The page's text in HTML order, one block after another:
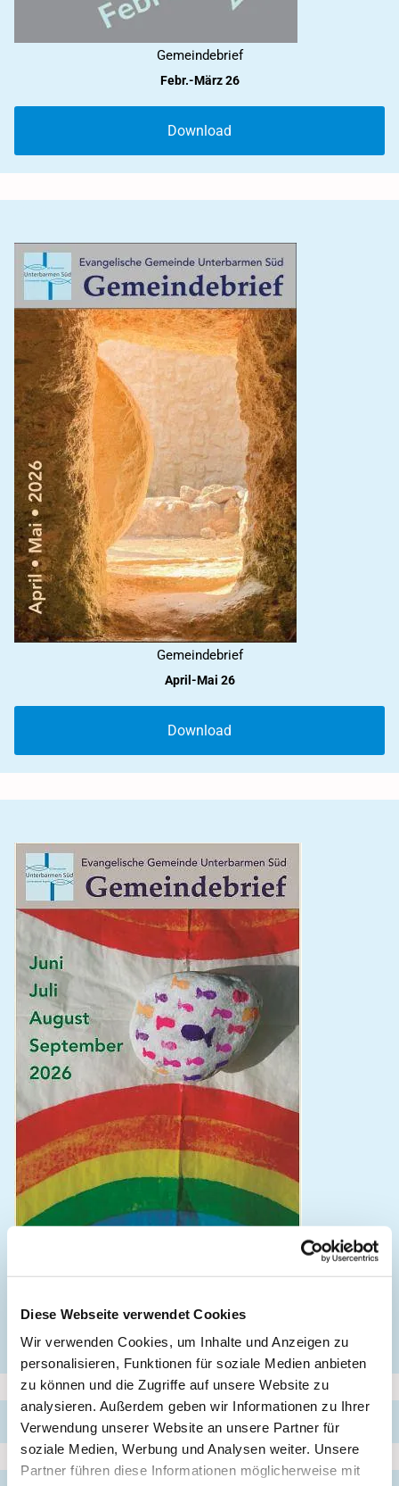
Diese Webseite verwendet Cookies
Wir verwenden Cookies, um Inhalte und Anzeigen zu
personalisieren, Funktionen für soziale Medien anbieten
zu können und die Zugriffe auf unsere Website zu
analysieren. Außerdem geben wir Informationen zu Ihrer
Verwendung unserer Website an unsere Partner für
soziale Medien, Werbung und Analysen weiter. Unsere
Partner führen diese Informationen möglicherweise mit
Gemeindebrief
Febr.-März 26
Download
Gemeindebrief
April-Mai 26
Download
Juni-Sept. 26
2025